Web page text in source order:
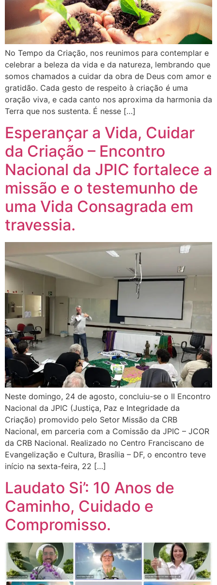
No Tempo da Criação, nos reunimos para contemplar e
celebrar a beleza da vida e da natureza, lembrando que
somos chamados a cuidar da obra de Deus com amor e
gratidão. Cada gesto de respeito à criação é uma
oração viva, e cada canto nos aproxima da harmonia da
Terra que nos sustenta. É nesse […]
Esperançar a Vida, Cuidar
da Criação – Encontro
Nacional da JPIC fortalece a
missão e o testemunho de
uma Vida Consagrada em
travessia.
Neste domingo, 24 de agosto, concluiu-se o II Encontro
Nacional da JPIC (Justiça, Paz e Integridade da
Criação) promovido pelo Setor Missão da CRB
Nacional, em parceria com a Comissão da JPIC – JCOR
da CRB Nacional. Realizado no Centro Franciscano de
Evangelização e Cultura, Brasília – DF, o encontro teve
início na sexta-feira, 22 […]
Laudato Si’: 10 Anos de
Caminho, Cuidado e
Compromisso.